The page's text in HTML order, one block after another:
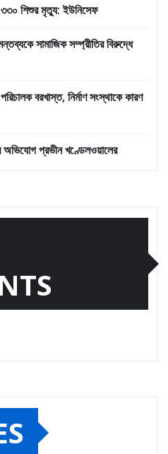
৩৩০ শিশুর মৃত্যু: ইউনিসেফ
সামাজিক সম্প্রীতির বিরুদ্ধে
বরখাস্ত, নির্মাণ সংস্থাকে কারণ
অভিযোগ প্রভীন খণ্ডেলওয়ালের